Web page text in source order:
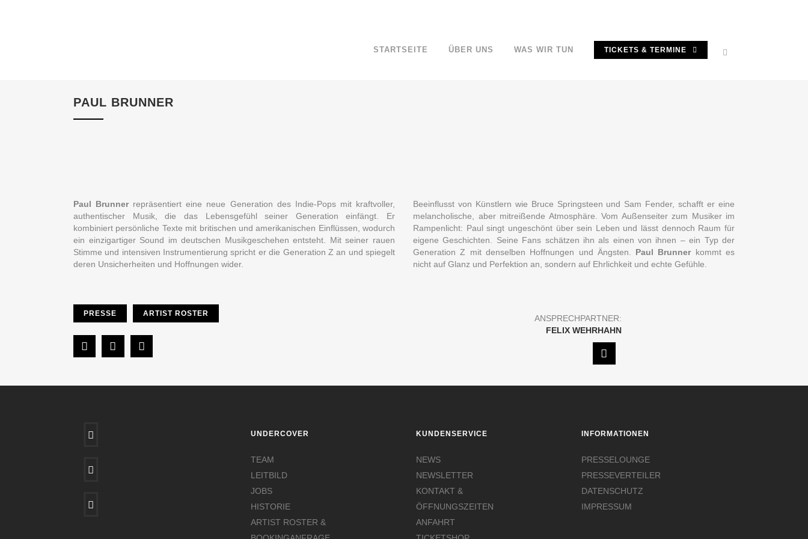
TICKETS & TERMINE
STARTSEITE ÜBER UNS WAS WIR TUN
PAUL BRUNNER
Paul Brunnerrepräsentiert eine neue Generation des Indie-Pops mit kraftvoller,
authentischer Musik, die das Lebensgefühl seiner Generation einfängt. Er
kombiniert persönliche Texte mit britischen und amerikanischen Einflüssen, wodurch
ein einzigartiger Sound im deutschen Musikgeschehen entsteht. Mit seiner rauen
Stimme und intensiven Instrumentierung spricht er die Generation Z an und spiegelt
deren Unsicherheiten und Hoffnungen wider.
Beeinflusst von Künstlern wie Bruce Springsteen und Sam Fender, schafft er eine
melancholische, aber mitreißende Atmosphäre. Vom Außenseiter zum Musiker im
Rampenlicht: Paul singt ungeschönt über sein Leben und lässt dennoch Raum für
eigene Geschichten. Seine Fans schätzen ihn als einen von ihnen – ein Typ der
Generation Z mit denselben Hoffnungen und Ängsten. Paul Brunnerkommt es
nicht auf Glanz und Perfektion an, sondern auf Ehrlichkeit und echte Gefühle.
PRESSE ARTIST ROSTER
ANSPRECHPARTNER:
FELIX WEHRHAHN
UNDERCOVER
TEAM
LEITBILD
JOBS
HISTORIE
ARTIST ROSTER &
KUNDENSERVICE
NEWS
NEWSLETTER
KONTAKT &
ÖFFNUNGSZEITEN
ANFAHRT
INFORMATIONEN
PRESSELOUNGE
PRESSEVERTEILER
DATENSCHUTZ
IMPRESSUM